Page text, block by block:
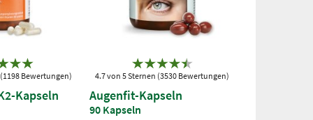
Bewertungen)
Kapseln
4.7 von 5 Sternen (3530 Bewertungen)
Augenfit-Kapseln
90 Kapseln